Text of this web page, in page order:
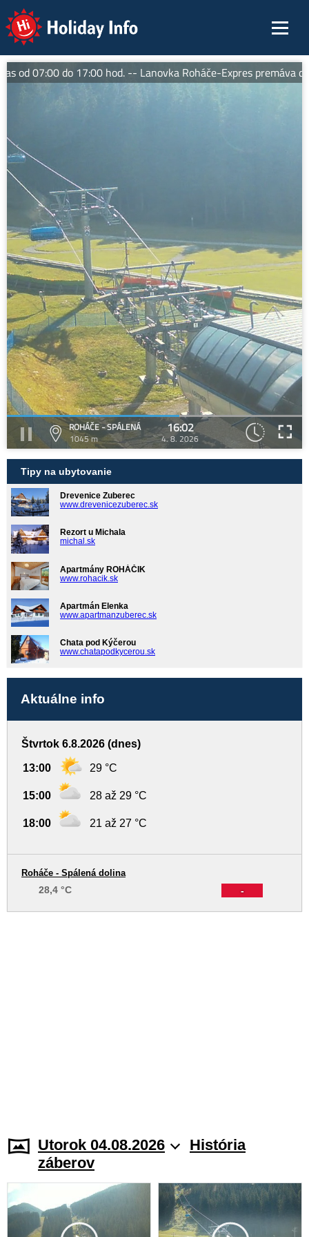
Holiday Info
od 07:00 do 17:00 hod. -- Lanovka Roháče-Expres premáva
ROHÁČE - SPÁLENÁ
1045 m
16:02
4. 8. 2026
Tipy na ubytovanie
Drevenice Zuberec
www.drevenicezuberec.sk
Rezort u Michala
michal.sk
Apartmány ROHÁČIK
www.rohacik.sk
Apartmán Elenka
www.apartmanzuberec.sk
Chata pod Kýčerou
www.chatapodkycerou.sk
Aktuálne info
Štvrtok 6.8.2026 (dnes)
13:00 29 °C
15:00 28 až 29 °C
18:00 21 až 27 °C
-
Roháče - Spálená dolina
28,4 °C
Utorok 04.08.2026
História
záberov